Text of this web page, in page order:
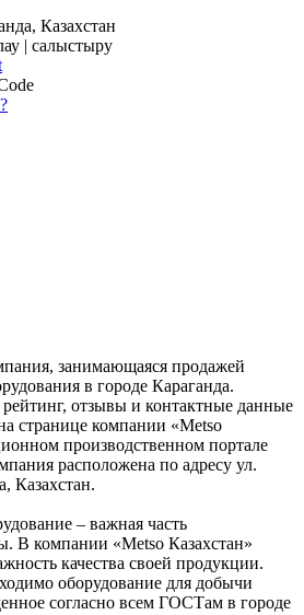
Казахстан
| салыстыру
занимающаяся продажей
в городе Караганда.
отзывы и контактные данные
странице компании «Metso
производственном портале
расположена по адресу ул.
Казахстан.
– важная часть
В компании «Metso Казахстан»
качества своей продукции.
оборудование для добычи
согласно всем ГОСТам в городе